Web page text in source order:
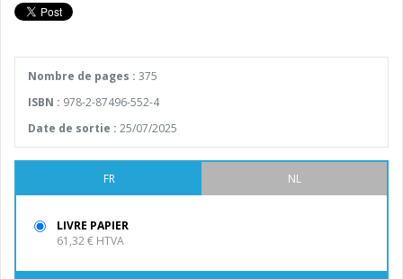
Nombre de pages : 375
ISBN : 978-2-87496-552-4
Date de sortie : 25/07/2025
FR NL
LIVRE PAPIER
61,32 € HTVA